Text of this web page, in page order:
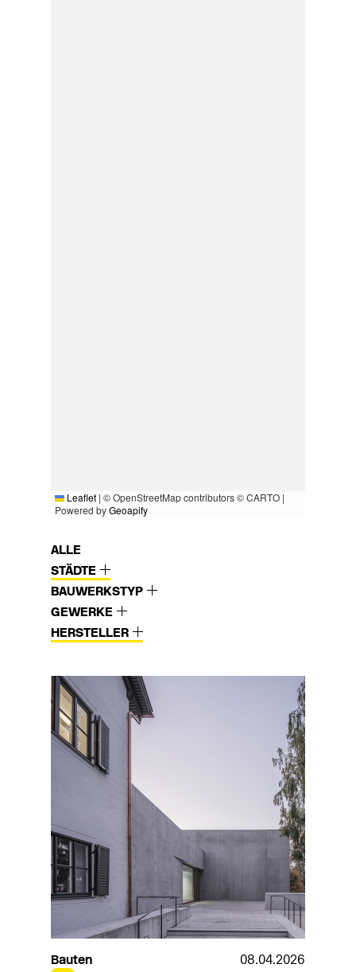
Leaflet | © OpenStreetMap contributors © CARTO |
Powered byGeoapify
ALLE
STÄDTE
BAUWERKSTYP
GEWERKE
HERSTELLER
Bauten 08.04.2026